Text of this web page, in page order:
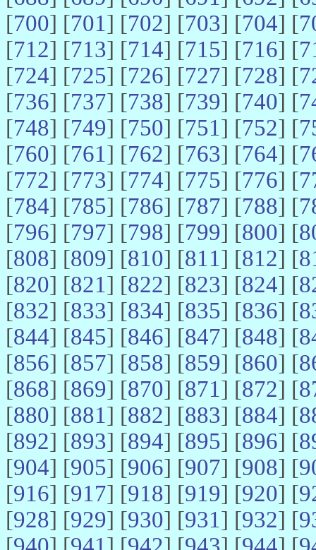
[700] [701] [702] [703] [704] [
[712] [713] [714] [715] [716] [
[724] [725] [726] [727] [728] [
[736] [737] [738] [739] [740] [
[748] [749] [750] [751] [752] [
[760] [761] [762] [763] [764] [
[772] [773] [774] [775] [776] [
[784] [785] [786] [787] [788] [
[796] [797] [798] [799] [800] [
[808] [809] [810] [811] [812] [
[820] [821] [822] [823] [824] [
[832] [833] [834] [835] [836] [
[844] [845] [846] [847] [848] [
[856] [857] [858] [859] [860] [
[868] [869] [870] [871] [872] [
[880] [881] [882] [883] [884] [
[892] [893] [894] [895] [896] [
[904] [905] [906] [907] [908] [
[916] [917] [918] [919] [920] [
[928] [929] [930] [931] [932] [